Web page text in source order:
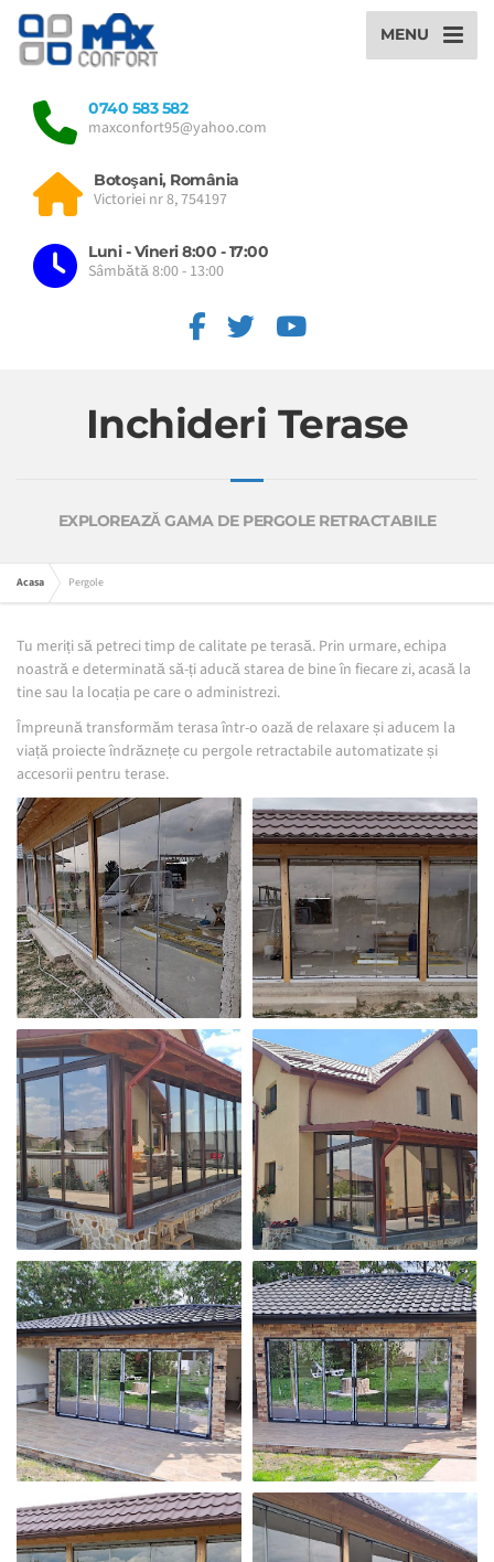
MENU
0740 583 582
maxconfort95@yahoo.com
Botoşani, România
Victoriei nr 8, 754197
Luni - Vineri 8:00 - 17:00
Sâmbătă 8:00 - 13:00
Inchideri Terase
EXPLOREAZĂ GAMA DE PERGOLE RETRACTABILE
Acasa Pergole
Tu meriți să petreci timp de calitate pe terasă. Prin urmare, echipa
noastră e determinată să-ți aducă starea de bine în fiecare zi, acasă la
tine sau la locația pe care o administrezi.
Împreună transformăm terasa într-o oază de relaxare și aducem la
viață proiecte îndrăznețe cu pergole retractabile automatizate și
accesorii pentru terase.